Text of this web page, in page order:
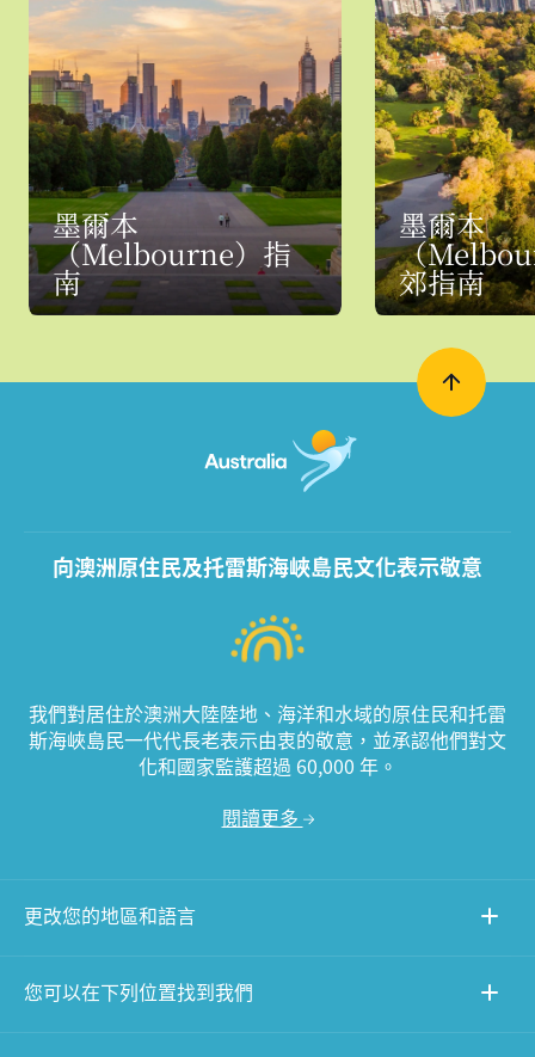
墨爾本
（Melbourne）指
南
墨爾本
（
郊指南
向澳洲原住民及托雷斯海峽島民文化表示敬意
我們對居住於澳洲大陸陸地、海洋和水域的原住民和托雷
斯海峽島民一代代長老表示由衷的敬意，並承認他們對文
化和國家監護超過 60,000 年。
閱讀更多
更改您的地區和語言
您可以在下列位置找到我們